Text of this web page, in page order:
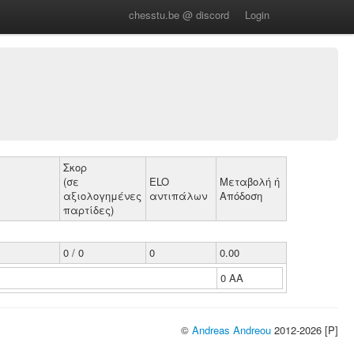
chesstu.be @ discord Login
Σκορ
(σε
αξιολογημένες
παρτίδες)
ELO
αντιπάλων
Μεταβολή ή
Απόδοση
0 / 0 0
0.00
0 ΑΑ
© Andreas Andreou 2012-2026 [P]